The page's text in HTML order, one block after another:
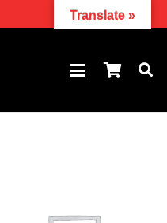
Translate »